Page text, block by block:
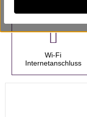
Wi-Fi
Internetanschluss